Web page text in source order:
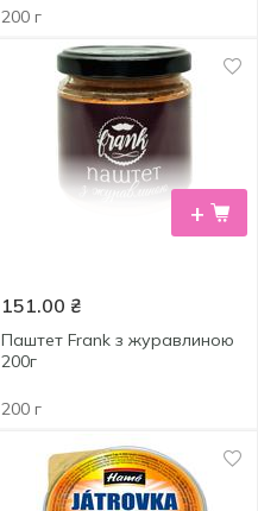
200 г
+
151.00 ₴
Паштет Frank з журавлиною
200г
200 г